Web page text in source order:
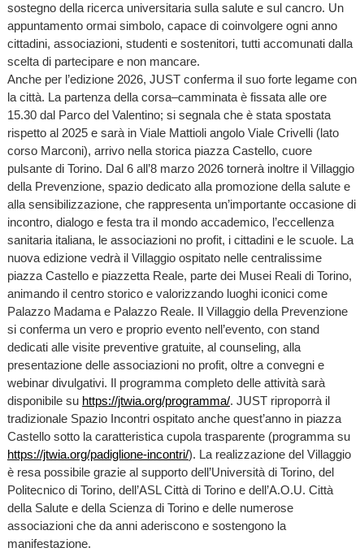
sostegno della ricerca universitaria sulla salute e sul cancro. Un
appuntamento ormai simbolo, capace di coinvolgere ogni anno
cittadini, associazioni, studenti e sostenitori, tutti accomunati dalla
scelta di partecipare e non mancare.
Anche per l’edizione 2026, JUST conferma il suo forte legame con
la città. La partenza della corsa–camminata è fissata alle ore
15.30 dal Parco del Valentino; si segnala che è stata spostata
rispetto al 2025 e sarà in Viale Mattioli angolo Viale Crivelli (lato
corso Marconi), arrivo nella storica piazza Castello, cuore
pulsante di Torino. Dal 6 all’8 marzo 2026 tornerà inoltre il Villaggio
della Prevenzione, spazio dedicato alla promozione della salute e
alla sensibilizzazione, che rappresenta un’importante occasione di
incontro, dialogo e festa tra il mondo accademico, l’eccellenza
sanitaria italiana, le associazioni no profit, i cittadini e le scuole. La
nuova edizione vedrà il Villaggio ospitato nelle centralissime
piazza Castello e piazzetta Reale, parte dei Musei Reali di Torino,
animando il centro storico e valorizzando luoghi iconici come
Palazzo Madama e Palazzo Reale. Il Villaggio della Prevenzione
si conferma un vero e proprio evento nell’evento, con stand
dedicati alle visite preventive gratuite, al counseling, alla
presentazione delle associazioni no profit, oltre a convegni e
webinar divulgativi. Il programma completo delle attività sarà
disponibile su https://jtwia.org/programma/. JUST riproporrà il
tradizionale Spazio Incontri ospitato anche quest’anno in piazza
Castello sotto la caratteristica cupola trasparente (programma su
https://jtwia.org/padiglione-incontri/). La realizzazione del Villaggio
è resa possibile grazie al supporto dell’Università di Torino, del
Politecnico di Torino, dell’ASL Città di Torino e dell’A.O.U. Città
della Salute e della Scienza di Torino e delle numerose
associazioni che da anni aderiscono e sostengono la
manifestazione.